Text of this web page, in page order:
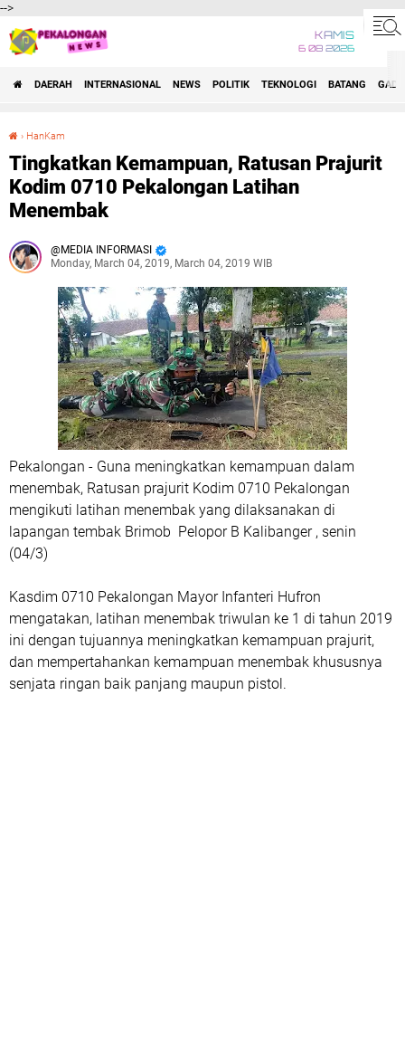
-->
KAMIS
6 08 2026
DAERAH INTERNASIONAL NEWS POLITIK TEKNOLOGI BATANG
› HanKam
Tingkatkan Kemampuan, Ratusan Prajurit
Kodim 0710 Pekalongan Latihan
Menembak
MEDIA INFORMASI
Monday, March 04, 2019, March 04, 2019 WIB
Pekalongan - Guna meningkatkan kemampuan dalam
menembak, Ratusan prajurit Kodim 0710 Pekalongan
mengikuti latihan menembak yang dilaksanakan di
lapangan tembak Brimob Pelopor B Kalibanger , senin
(04/3)
Kasdim 0710 Pekalongan Mayor Infanteri Hufron
mengatakan, latihan menembak triwulan ke 1 di tahun 2019
ini dengan tujuannya meningkatkan kemampuan prajurit,
dan mempertahankan kemampuan menembak khususnya
senjata ringan baik panjang maupun pistol.